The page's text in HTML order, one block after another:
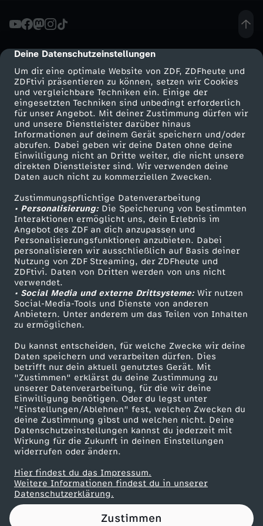
cmp-dialog-description
Deine Datenschutzeinstellungen
Um dir eine optimale Website von ZDF, ZDFheute und
ZDFtivi präsentieren zu können, setzen wir Cookies
und vergleichbare Techniken ein. Einige der
eingesetzten Techniken sind unbedingt erforderlich
für unser Angebot. Mit deiner Zustimmung dürfen wir
und unsere Dienstleister darüber hinaus
Informationen auf deinem Gerät speichern und/oder
abrufen. Dabei geben wir deine Daten ohne deine
Einwilligung nicht an Dritte weiter, die nicht unsere
direkten Dienstleister sind. Wir verwenden deine
Daten auch nicht zu kommerziellen Zwecken.
Zustimmungspflichtige Datenverarbeitung
• Personalisierung:Die Speicherung von bestimmten
Interaktionen ermöglicht uns, dein Erlebnis im
Angebot des ZDF an dich anzupassen und
Personalisierungsfunktionen anzubieten. Dabei
personalisieren wir ausschließlich auf Basis deiner
Nutzung von ZDF Streaming, der ZDFheute und
ZDFtivi. Daten von Dritten werden von uns nicht
verwendet.
• Social Media und externe Drittsysteme:Wir nutzen
Social-Media-Tools und Dienste von anderen
Anbietern. Unter anderem um das Teilen von Inhalten
zu ermöglichen.
Du kannst entscheiden, für welche Zwecke wir deine
Daten speichern und verarbeiten dürfen. Dies
betrifft nur dein aktuell genutztes Gerät. Mit
"Zustimmen" erklärst du deine Zustimmung zu
unserer Datenverarbeitung, für die wir deine
Einwilligung benötigen. Oder du legst unter
"Einstellungen/Ablehnen" fest, welchen Zwecken du
deine Zustimmung gibst und welchen nicht. Deine
Datenschutzeinstellungen kannst du jederzeit mit
Wirkung für die Zukunft in deinen Einstellungen
widerrufen oder ändern.
Hier findest du das Impressum.
Weitere Informationen findest du in unserer
Datenschutzerklärung.
Zustimmen
-
F
r
a
k
t
i
o
n
s
k
l
a
u
s
u
r
Mehr ZDF
ZDF-Apps
Smart TV
ZDFtext
Livestreams
Sendungen A-Z
TV-Programm
Service
ZDFmitreden
Kontakt zum ZDF
Tickets
Zuschauerservice
Hilfe
ZDF Unternehmen
Karriere
ZDF goes Schule
Werbefernsehen
Mainzelmännchen
Partner